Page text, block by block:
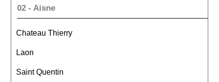
02 - Aisne
Chateau Thierry
Laon
Saint Quentin